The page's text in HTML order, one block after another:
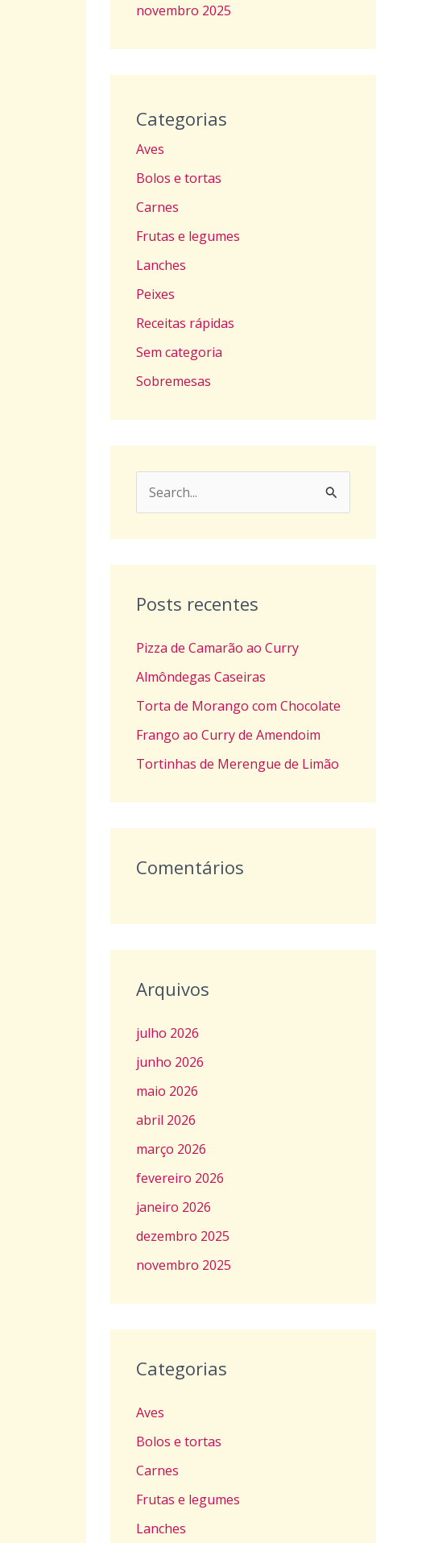
novembro 2025
Categorias
Aves
Bolos e tortas
Carnes
Frutas e legumes
Lanches
Peixes
Receitas rápidas
Sem categoria
Sobremesas
u
s
a
r
p
:
Posts recentes
Pizza de Camarão ao Curry
Almôndegas Caseiras
Torta de Morango com Chocolate
Frango ao Curry de Amendoim
Tortinhas de Merengue de Limão
Comentários
Arquivos
julho 2026
junho 2026
maio 2026
abril 2026
março 2026
fevereiro 2026
janeiro 2026
dezembro 2025
novembro 2025
Categorias
Aves
Bolos e tortas
Carnes
Frutas e legumes
Lanches